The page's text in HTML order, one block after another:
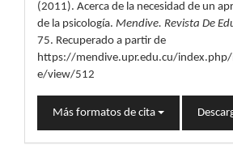
(2011). Acerca de la necesidad de un
de la psicología. Mendive. Revista De
75. Recuperado a partir de
https://mendive.upr.edu.cu/index.php/
e/view/512
Más formatos de cita